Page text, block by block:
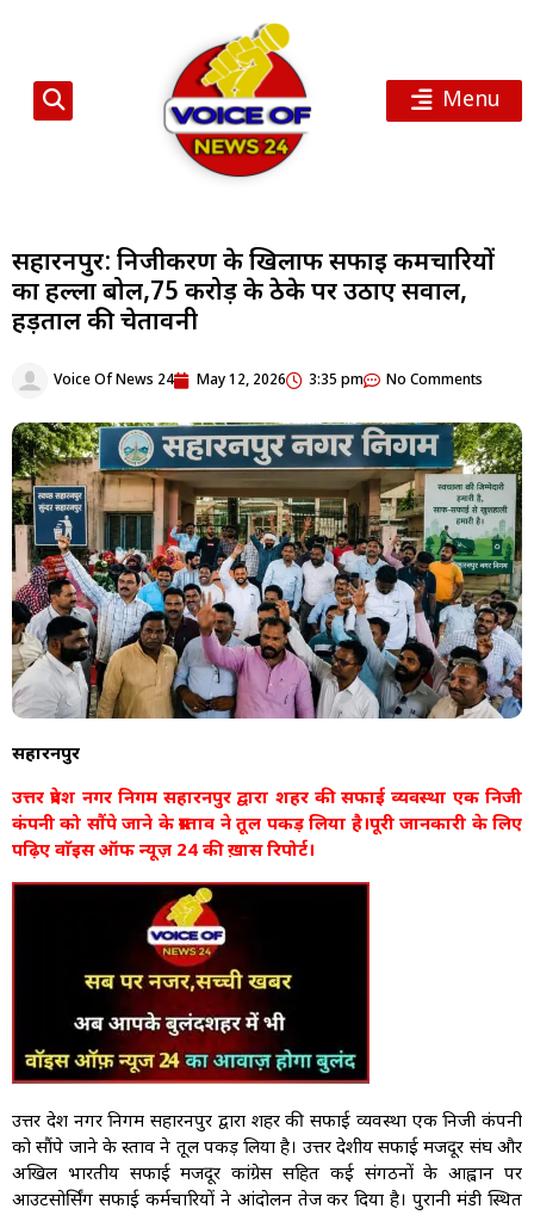
Menu
सहारनपुर: निजीकरण के खिलाफ सफाई कर्मचारियों
का हल्ला बोल,75 करोड़ के ठेके पर उठाए सवाल,
हड़ताल की चेतावनी
Voice Of News 24 May 12, 2026 3:35 pm No Comments
सहारनपुर
उत्तर प्रदेश नगर निगम सहारनपुर द्वारा शहर की सफाई व्यवस्था एक निजी
कंपनी को सौंपे जाने के प्रस्ताव ने तूल पकड़ लिया है।पूरी जानकारी के लिए
पढ़िए वाॅइस ऑफ न्यूज़ 24 की ख़ास रिपोर्ट।
उत्तर प्रदेश नगर निगम सहारनपुर द्वारा शहर की सफाई व्यवस्था एक निजी कंपनी
को सौंपे जाने के प्रस्ताव ने तूल पकड़ लिया है। उत्तर प्रदेशीय सफाई मजदूर संघ और
अखिल भारतीय सफाई मजदूर कांग्रेस सहित कई संगठनों के आह्वान पर
आउटसोर्सिंग सफाई कर्मचारियों ने आंदोलन तेज कर दिया है। पुरानी मंडी स्थित